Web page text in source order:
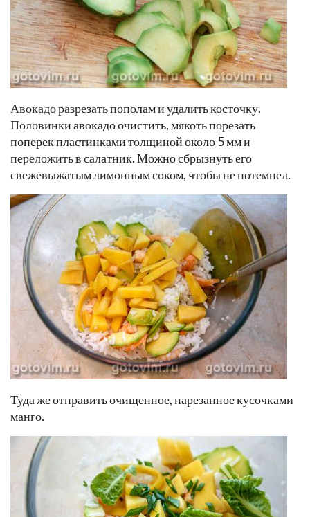
Авокадо разрезать пополам и удалить косточку.
Половинки авокадо очистить, мякоть порезать
поперек пластинками толщиной около 5 мм и
переложить в салатник. Можно сбрызнуть его
свежевыжатым лимонным соком, чтобы не потемнел.
Туда же отправить очищенное, нарезанное кусочками
манго.